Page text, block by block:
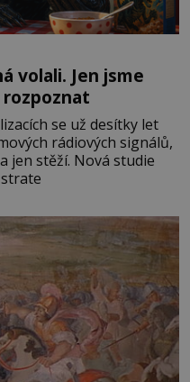
volali. Jen jsme
se už desítky let
rádiových signálů,
jen stěží. Nová studie